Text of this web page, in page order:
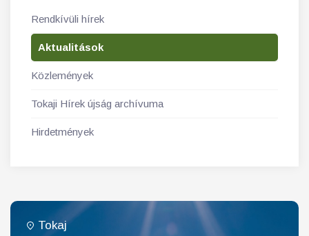
Rendkívüli hírek
Aktualitások
Közlemények
Tokaji Hírek újság archívuma
Hirdetmények
Tokaj